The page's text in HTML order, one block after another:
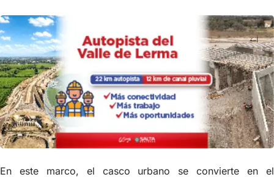
En este marco, el casco urbano se convierte en el